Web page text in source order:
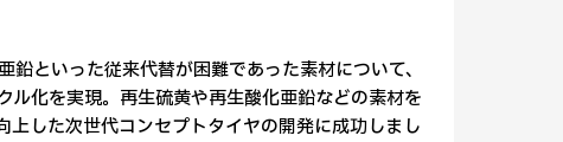
といった従来代替が困難であった素材について、
化を実現。再生硫黄や再生酸化亜鉛などの素材を
した次世代コンセプトタイヤの開発に成功しまし